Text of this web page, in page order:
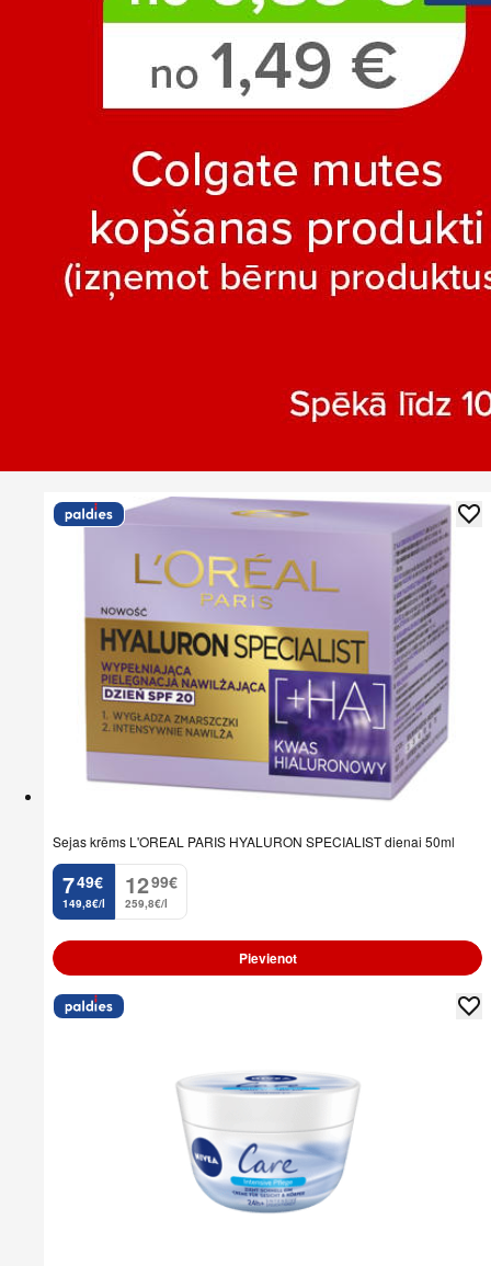
Sejas krēms L'OREAL PARIS HYALURON SPECIALIST dienai 50ml
7
. 49€
149,8€/l
12
. 99€
259,8€/l
Pievienot